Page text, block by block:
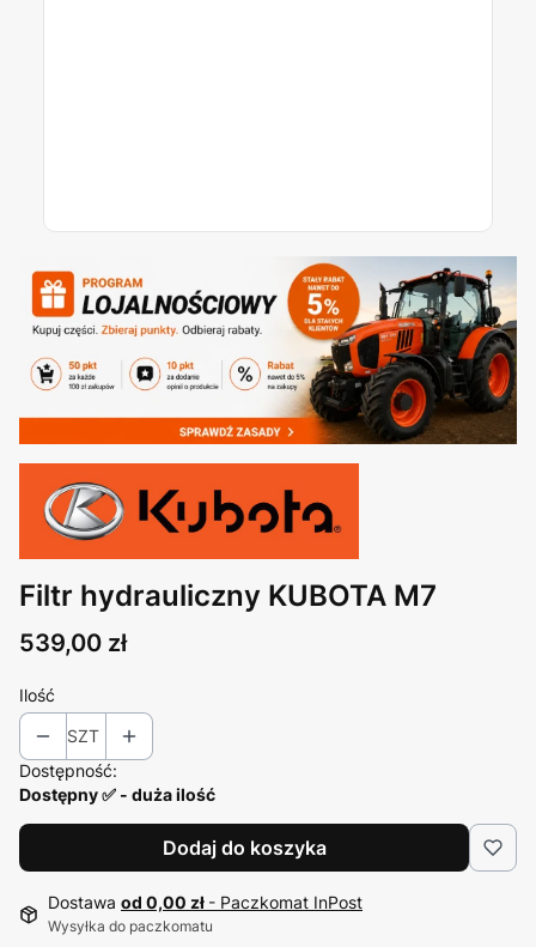
Filtr hydrauliczny KUBOTA M7
Cena
539,00 zł
Ilość
SZT
Dostępność:
Dostępny ✅ - duża ilość
Dodaj do koszyka
Dostawa od 0,00 zł - Paczkomat InPost
Wysyłka do paczkomatu